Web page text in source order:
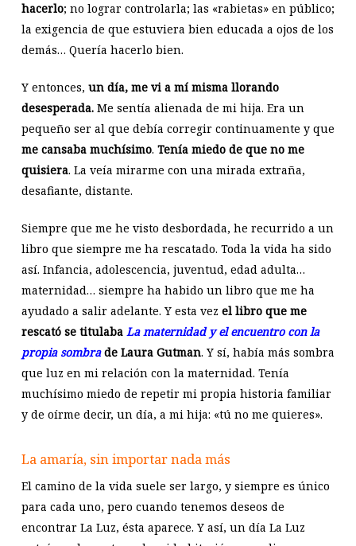
hacerlo; no lograr controlarla; las «rabietas» en público;
la exigencia de que estuviera bien educada a ojos de los
demás… Quería hacerlo bien.
Y entonces, un día, me vi a mí misma llorando
desesperada.Me sentía alienada de mi hija. Era un
pequeño ser al que debía corregir continuamente y que
me cansaba muchísimo. Tenía miedo de que no me
quisiera. La veía mirarme con una mirada extraña,
desafiante, distante.
Siempre que me he visto desbordada, he recurrido a un
libro que siempre me ha rescatado. Toda la vida ha sido
así. Infancia, adolescencia, juventud, edad adulta…
maternidad… siempre ha habido un libro que me ha
ayudado a salir adelante. Y esta vez el libro que me
rescató se titulaba La maternidad y el encuentro con la
propia sombrade Laura Gutman. Y sí, había más sombra
que luz en mi relación con la maternidad. Tenía
muchísimo miedo de repetir mi propia historia familiar
y de oírme decir, un día, a mi hija: «tú no me quieres».
La amaría, sin importar nada más
El camino de la vida suele ser largo, y siempre es único
para cada uno, pero cuando tenemos deseos de
encontrar La Luz, ésta aparece. Y así, un día La Luz